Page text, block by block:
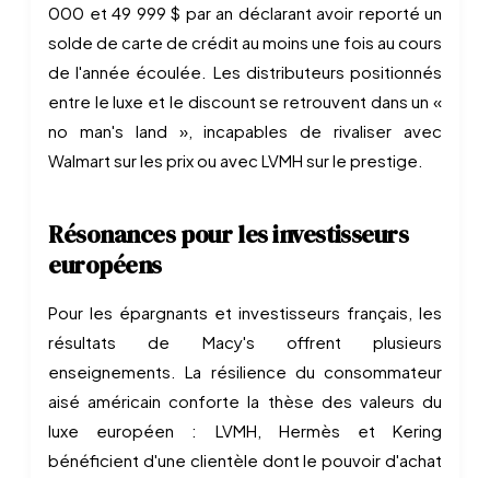
000 et 49 999 $ par an déclarant avoir reporté un
solde de carte de crédit au moins une fois au cours
de l'année écoulée. Les distributeurs positionnés
entre le luxe et le discount se retrouvent dans un «
no man's land », incapables de rivaliser avec
Walmart sur les prix ou avec LVMH sur le prestige.
Résonances pour les investisseurs
européens
Pour les épargnants et investisseurs français, les
résultats de Macy's offrent plusieurs
enseignements. La résilience du consommateur
aisé américain conforte la thèse des valeurs du
luxe européen : LVMH, Hermès et Kering
bénéficient d'une clientèle dont le pouvoir d'achat